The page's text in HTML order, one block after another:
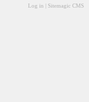
Log in | Sitemagic CMS